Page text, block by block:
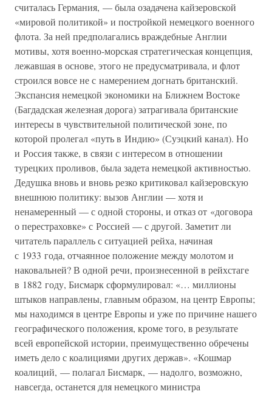
считалась Германия, — была озадачена кайзеровской
«мировой политикой» и постройкой немецкого военного
флота. За ней предполагались враждебные Англии
мотивы, хотя военно-морская стратегическая концепция,
лежавшая в основе, этого не предусматривала, и флот
строился вовсе не с намерением догнать британский.
Экспансия немецкой экономики на Ближнем Востоке
(Багдадская железная дорога) затрагивала британские
интересы в чувствительной политической зоне, по
которой пролегал «путь в Индию» (Суэцкий канал). Но
и Россия также, в связи с интересом в отношении
турецких проливов, была задета немецкой активностью.
Дедушка вновь и вновь резко критиковал кайзеровскую
внешнюю политику: вызов Англии — хотя и
ненамеренный — с одной стороны, и отказ от «договора
о перестраховке» с Россией — с другой. Заметит ли
читатель параллель с ситуацией рейха, начиная
с 1933 года, отчаянное положение между молотом и
наковальней? В одной речи, произнесенной в рейхстаге
в 1882 году, Бисмарк сформулировал: «… миллионы
штыков направлены, главным образом, на центр Европы;
мы находимся в центре Европы и уже по причине нашего
географического положения, кроме того, в результате
всей европейской истории, преимущественно обречены
иметь дело с коалициями других держав». «Кошмар
коалиций, — полагал Бисмарк, — надолго, возможно,
навсегда, останется для немецкого министра